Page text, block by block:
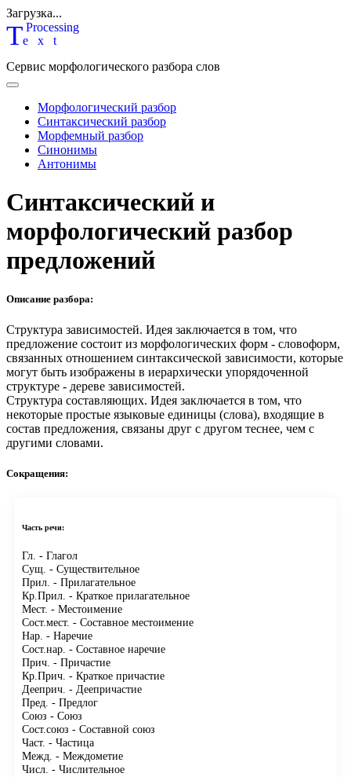
Загрузка...
Text
Processing
Сервис морфологического разбора слов
Морфологический разбор
Синтаксический разбор
Морфемный разбор
Синонимы
Антонимы
Синтаксический и
морфологический разбор
предложений
Описание разбора:
Структура зависимостей. Идея заключается в том, что
предложение состоит из морфологических форм - словоформ,
связанных отношением синтаксической зависимости, которые
могут быть изображены в иерархически упорядоченной
структуре - дереве зависимостей.
Структура составляющих. Идея заключается в том, что
некоторые простые языковые единицы (слова), входящие в
состав предложения, связаны друг с другом теснее, чем с
другими словами.
Сокращения:
Часть речи:
Гл. - Глагол
Сущ. - Существительное
Прил. - Прилагательное
Кр.Прил. - Краткое прилагательное
Мест. - Местоимение
Сост.мест. - Составное местоимение
Нар. - Наречие
Сост.нар. - Составное наречие
Прич. - Причастие
Кр.Прич. - Краткое причастие
Дееприч. - Деепричастие
Пред. - Предлог
Союз - Союз
Сост.союз - Составной союз
Част. - Частица
Межд. - Междометие
Числ. - Числительное